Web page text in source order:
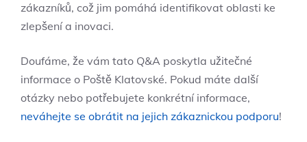
zákazníků, což jim pomáhá identifikovat oblasti ke
zlepšení a inovaci.
Doufáme, že vám tato Q&A poskytla užitečné
informace o Poště Klatovské. Pokud máte další
otázky nebo potřebujete konkrétní informace,
neváhejte se obrátit na jejich zákaznickou podporu!